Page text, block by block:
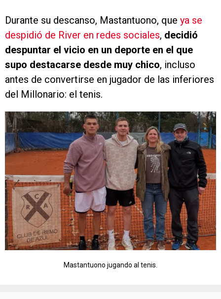
Durante su descanso, Mastantuono, que ya se
despidió de River en redes sociales, decidió
despuntar el vicio en un deporte en el que
supo destacarse desde muy chico, incluso
antes de convertirse en jugador de las inferiores
del Millonario: el tenis.
Mastantuono jugando al tenis.